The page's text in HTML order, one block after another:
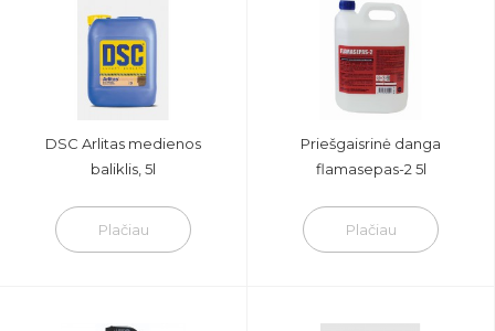
DSC Arlitas medienos
baliklis, 5l
Plačiau
Priešgaisrinė danga
flamasepas-2 5l
Plačiau